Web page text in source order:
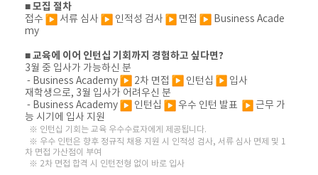
■ 모집 절차
접수 서류 심사 인적성 검사 면접
Business Acade
my
■ 교육에 이어 인턴십 기회까지 경험하고 싶다면?
3월 중 입사가 가능하신 분
- Business Academy
2차 면접 인턴십
입사
재학생으로, 3월 입사가 어려우신 분
- Business Academy
인턴십 우수 인턴 발표
근무 가
능 시기에 입사 지원
※ 인턴십 기회는 교육 우수수료자에게 제공됩니다.
※ 우수 인턴은 향후 정규직 채용 지원 시 인적성 검사, 서류 심사 면제 및 1
차 면접 가산점이 부여
※ 2차 면접 합격 시 인턴전형 없이 바로 입사